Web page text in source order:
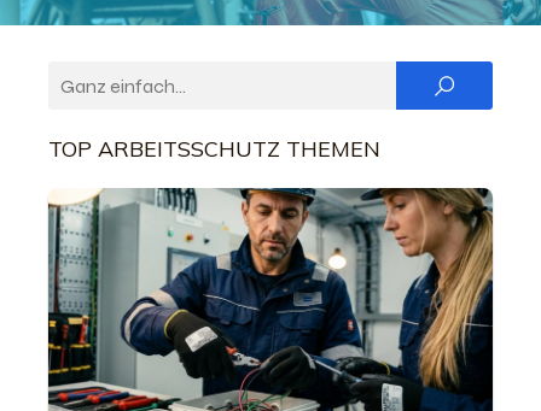
TOP ARBEITSSCHUTZ THEMEN